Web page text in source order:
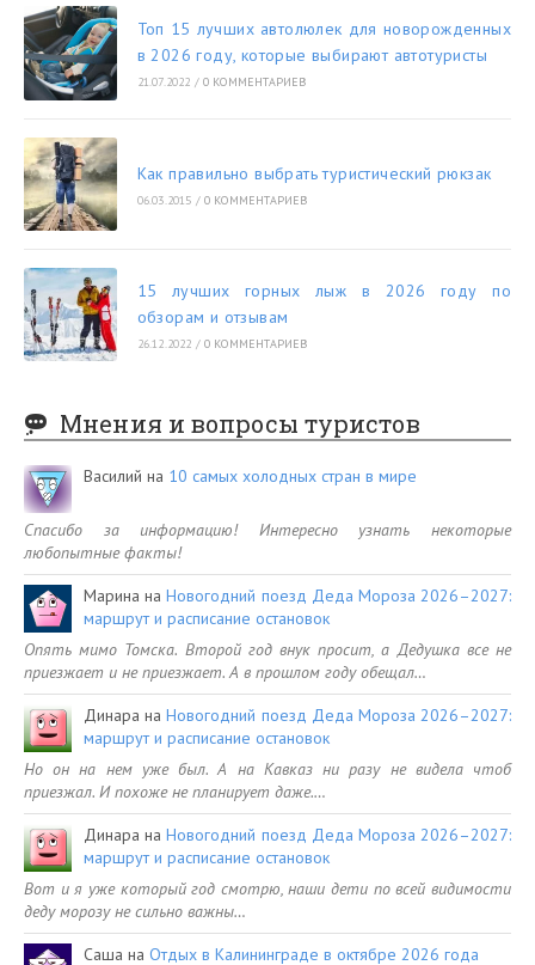
Топ 15 лучших автолюлек для новорожденных
в 2026 году, которые выбирают автотуристы
21.07.2022 / 0 КОММЕНТАРИЕВ
Как правильно выбрать туристический рюкзак
06.03.2015 / 0 КОММЕНТАРИЕВ
15 лучших горных лыж в 2026 году по
обзорам и отзывам
26.12.2022 / 0 КОММЕНТАРИЕВ
Мнения и вопросы туристов
Василий на 10 самых холодных стран в мире
Спасибо за информацию! Интересно узнать некоторые
любопытные факты!
Марина наНовогодний поезд Деда Мороза 2026–2027:
маршрут и расписание остановок
Опять мимо Томска. Второй год внук просит, а Дедушка все не
приезжает и не приезжает. А в прошлом году обещал…
Динара наНовогодний поезд Деда Мороза 2026–2027:
маршрут и расписание остановок
Но он на нем уже был. А на Кавказ ни разу не видела чтоб
приезжал. И похоже не планирует даже.…
Динара наНовогодний поезд Деда Мороза 2026–2027:
маршрут и расписание остановок
Вот и я уже который год смотрю, наши дети по всей видимости
деду морозу не сильно важны…
Саша на Отдых в Калининграде в октябре 2026 года